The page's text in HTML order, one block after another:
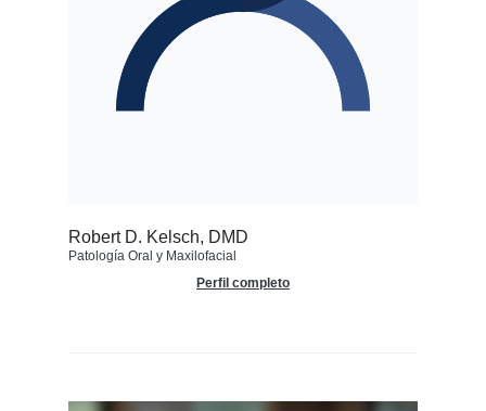
Robert D. Kelsch, DMD
Patología Oral y Maxilofacial
Perfil completo